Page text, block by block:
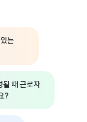
는
때 근로자
?